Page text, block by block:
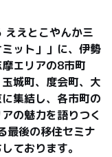
えとこやんか三
ット」」に、伊勢
エリアの8市町
城町、度会町、大
集結し、各市町の
の魅力を語りつく
最後の移住セミナ
ております。